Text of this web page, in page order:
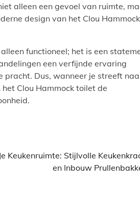
alleen een gevoel van ruimte,
design van het Clou Hammock
functioneel; het is een
een verfijnde ervaring
pracht. Dus, wanneer je streeft
Clou Hammock toilet de
Keukenruimte: Stijlvolle
en Inbouw